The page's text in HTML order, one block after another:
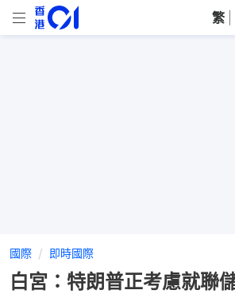
繁
國際 即時國際
白宮：特朗普正考慮就聯